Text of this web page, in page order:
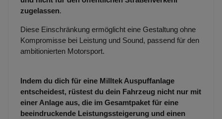
zugelassen.
Diese Einschränkung ermöglicht eine Gestaltung ohne
Kompromisse bei Leistung und Sound, passend für den
ambitionierten Motorsport.
Indem du dich für eine Milltek Auspuffanlage
entscheidest, rüstest du dein Fahrzeug nicht nur mit
einer Anlage aus, die im Gesamtpaket für eine
beeindruckende Leistungssteigerung und einen